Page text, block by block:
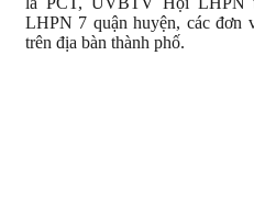
LHPN 7 quận huyện, các đơn
trên địa bàn thành phố.